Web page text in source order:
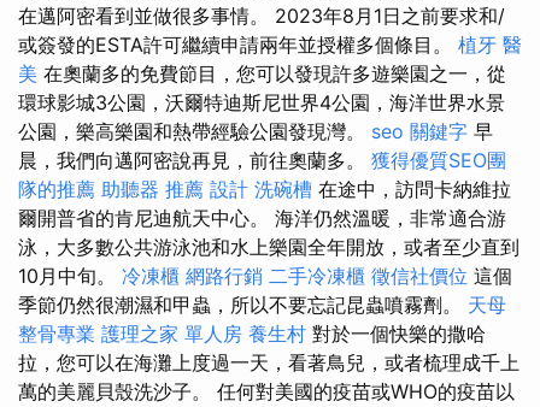
在邁阿密看到並做很多事情。 2023年8月1日之前要求和/
或簽發的ESTA許可繼續申請兩年並授權多個條目。 植牙 醫
美 在奧蘭多的免費節目，您可以發現許多遊樂園之一，從
環球影城3公園，沃爾特迪斯尼世界4公園，海洋世界水景
公園，樂高樂園和熱帶經驗公園發現灣。 seo 關鍵字 早
晨，我們向邁阿密說再見，前往奧蘭多。 獲得優質SEO團
隊的推薦 助聽器 推薦 設計 洗碗槽 在途中，訪問卡納維拉
爾開普省的肯尼迪航天中心。 海洋仍然溫暖，非常適合游
泳，大多數公共游泳池和水上樂園全年開放，或者至少直到
10月中旬。 冷凍櫃 網路行銷 二手冷凍櫃 徵信社價位 這個
季節仍然很潮濕和甲蟲，所以不要忘記昆蟲噴霧劑。 天母
整骨專業 護理之家 單人房 養生村 對於一個快樂的撒哈
拉，您可以在海灘上度過一天，看著鳥兒，或者梳理成千上
萬的美麗貝殼洗沙子。 任何對美國的疫苗或WHO的疫苗以